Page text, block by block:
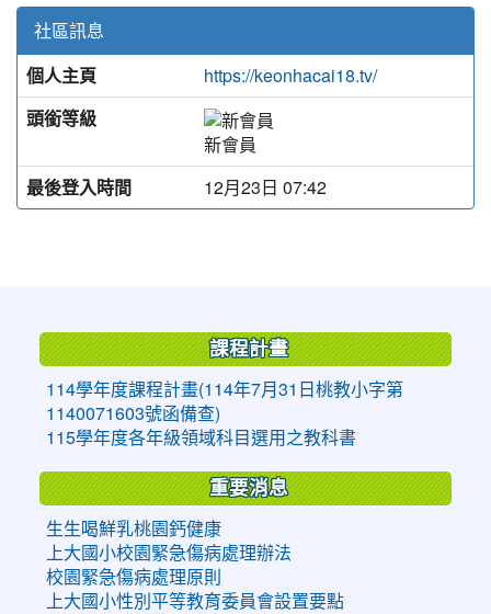
社區訊息
個人主頁
https://keonhacai18.tv/
頭銜等級
新會員
最後登入時間
12月23日 07:42
課程計畫
114學年度課程計畫(114年7月31日桃教小字第
1140071603號函備查)
115學年度各年級領域科目選用之教科書
重要消息
生生喝鮮乳桃園鈣健康
上大國小校園緊急傷病處理辦法
校園緊急傷病處理原則
上大國小性別平等教育委員會設置要點